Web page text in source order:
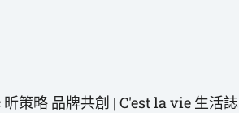
策略 品牌共創 | C'est la vie 生活誌